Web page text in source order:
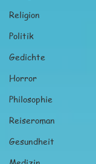
Religion
Politik
Gedichte
Horror
Philosophie
Reiseroman
Gesundheit